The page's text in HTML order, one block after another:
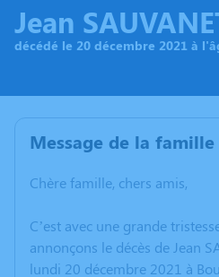
Jean
décédé le 20 décembre 2021 à
Message de la famille
Chère famille, chers amis,
C’est avec une grande
annonçons le décès de Jean
lundi 20 décembre 2021 à